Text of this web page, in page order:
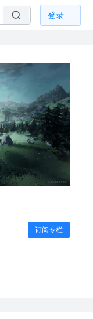
登录
订阅专栏